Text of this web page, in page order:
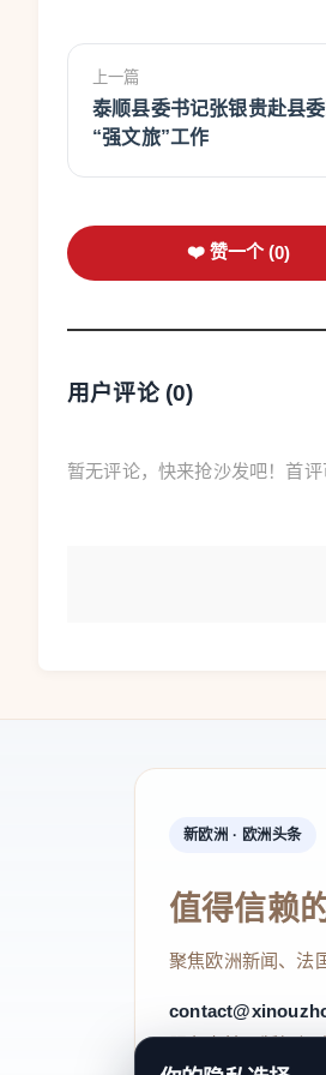
上一篇
泰顺县委书记张银贵赴县
“强文旅”工作
❤️ 赞一个 (0)
用户评论 (0)
暂无评论，快来抢沙发吧！首评
新欧洲 · 欧洲头条
值得信赖
聚焦欧洲新闻、法
服务支持、版权与